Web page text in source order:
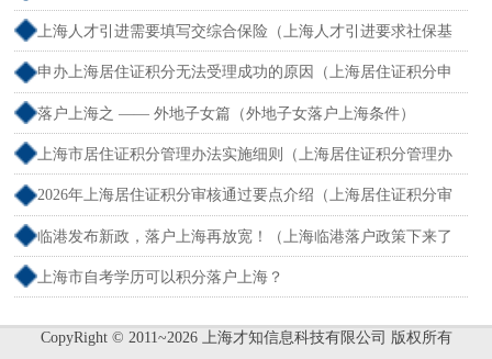
限）
上海人才引进需要填写交综合保险（上海人才引进要求社保基
数吗）
申办上海居住证积分无法受理成功的原因（上海居住证积分申
请受理通过,等待审批）
落户上海之 —— 外地子女篇（外地子女落户上海条件）
上海市居住证积分管理办法实施细则（上海居住证积分管理办
法最全解读）
2026年上海居住证积分审核通过要点介绍（上海居住证积分审
核流程）
临港发布新政，落户上海再放宽！（上海临港落户政策下来了
吗）
上海市自考学历可以积分落户上海？
CopyRight © 2011~2026 上海才知信息科技有限公司 版权所有